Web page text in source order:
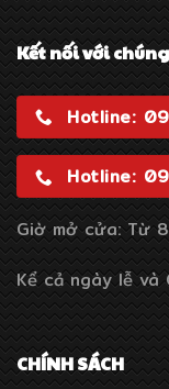
Kết nối với
Hotline:
Hotline:
Giờ mở cửa: Từ
Kể cả ngày lễ và
CHÍNH SÁCH